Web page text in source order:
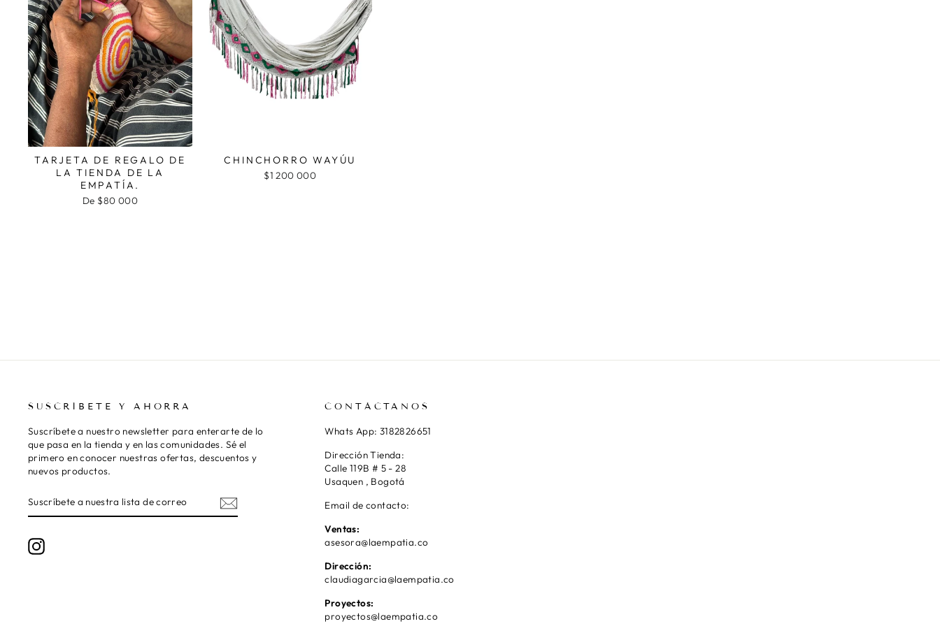
TARJETA DE REGALO DE
LA TIENDA DE LA
EMPATÍA.
De $80 000
CHINCHORRO WAYÚU
$1 200 000
SUSCRÍBETE Y AHORRA
Suscríbete a nuestro newsletter para enterarte de lo
que pasa en la tienda y en las comunidades. Sé el
primero en conocer nuestras ofertas, descuentos y
nuevos productos.
A
NUESTRA
CORREO
Instagram
CONTÁCTANOS
Whats App: 3182826651
Dirección Tienda:
Calle 119B # 5 - 28
Usaquen , Bogotá
Email de contacto:
Ventas:
asesora@laempatia.co
Dirección:
claudiagarcia@laempatia.co
Proyectos:
proyectos@laempatia.co